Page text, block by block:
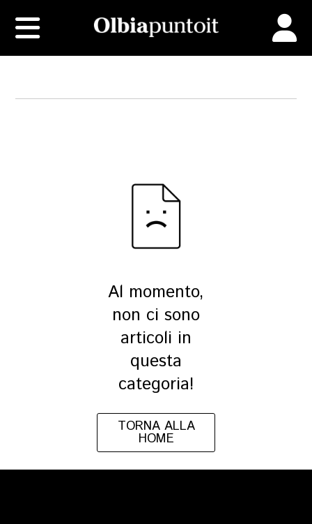
Al momento,
non ci sono
articoli in
questa
categoria!
TORNA ALLA
HOME